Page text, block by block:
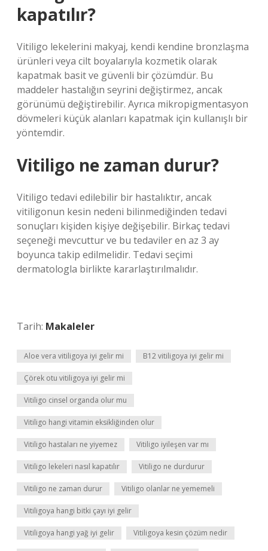
kapatılır?
Vitiligo lekelerini makyaj, kendi kendine bronzlaşma
ürünleri veya cilt boyalarıyla kozmetik olarak
kapatmak basit ve güvenli bir çözümdür. Bu
maddeler hastalığın seyrini değiştirmez, ancak
görünümü değiştirebilir. Ayrıca mikropigmentasyon
dövmeleri küçük alanları kapatmak için kullanışlı bir
yöntemdir.
Vitiligo ne zaman durur?
Vitiligo tedavi edilebilir bir hastalıktır, ancak
vitiligonun kesin nedeni bilinmediğinden tedavi
sonuçları kişiden kişiye değişebilir. Birkaç tedavi
seçeneği mevcuttur ve bu tedaviler en az 3 ay
boyunca takip edilmelidir. Tedavi seçimi
dermatologla birlikte kararlaştırılmalıdır.
Tarih: Makaleler
Aloe vera vitiligoya iyi gelir mi B12 vitiligoya iyi gelir mi
Çörek otu vitiligoya iyi gelir mi
Vitiligo cinsel organda olur mu
Vitiligo hangi vitamin eksikliğinden olur
Vitiligo hastaları ne yiyemez Vitiligo iyileşen var mı
Vitiligo lekeleri nasıl kapatılır Vitiligo ne durdurur
Vitiligo ne zaman durur Vitiligo olanlar ne yememeli
Vitiligoya hangi bitki çayı iyi gelir
Vitiligoya hangi yağ iyi gelir Vitiligoya kesin çözüm nedir